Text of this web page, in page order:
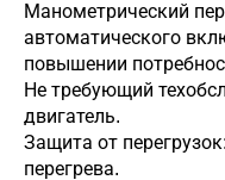
Манометрический
автоматического
повышении
Не требующий
двигатель.
Защита от
перегрева.